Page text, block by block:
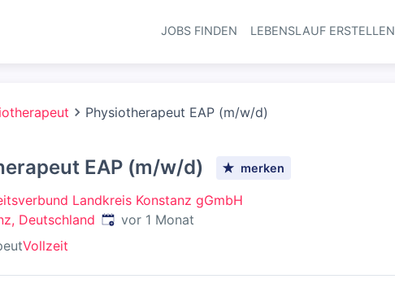
JOBS FINDEN LEBENSLAUF ERSTELLEN
Physiotherapeut EAP (m/w/d)
EAP (m/w/d) merken
Landkreis Konstanz gGmbH
Deutschland Veröffentlicht:
vor 1 Monat
Vollzeit